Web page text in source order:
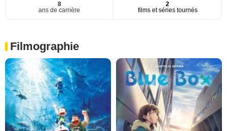
8
ans de carrière
2
films et séries tournés
Filmographie